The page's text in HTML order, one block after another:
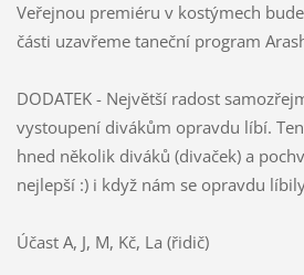
Veřejnou premiéru v kostýmech
části uzavřeme taneční program
DODATEK - Největší radost
vystoupení divákům opravdu líbí.
hned několik diváků (divaček) a
nejlepší :) i když nám se opravdu
Účast A, J, M, Kč, La (řidič)